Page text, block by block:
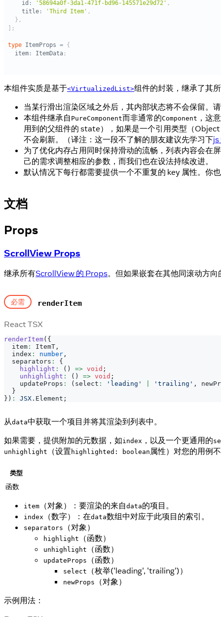
本组件实质是基于<VirtualizedList>组件的封装，继承了其
当某行滑出渲染区域之外后，其内部状态将不会保留。
本组件继承自 PureComponent而非通常的Component ，这
用到的父组件的 state），如果是一个引用类型（
不会刷新。（译注：这一段不了解的朋友建议先学习下js
为了优化内存占用同时保持滑动的流畅，列表内容会在
己的需求调整相应的参数，而我们也在设法持续改进。
默认情况下每行都需要提供一个不重复的 key 属性。你
文档
Props
ScrollView Props
继承所有ScrollView 的 Props。但如果嵌套在其他同滚动方
必需 renderItem
React TSX
renderItem( {
  item
: ItemT ,
  index
: number ,
  separators
:
{
highlight : ( ) => void ;
unhighlight : ( ) => void ;
    updateProps
: ( select : 'leading' 'trailing' ,
}
} ) : JSX . Element ;
从data中获取一个项目并将其渲染到列表中。
如果需要，提供附加的元数据，如index ，以及一个更通用的
unhighlight
（设置 highlighted: boolean 属性）对您的用例
类型
函数
item （对象）：要渲染的来自data的项目。
index （数字）：在data数组中对应于此项目的索引。
separators （对象）
highlight （函数）
unhighlight （函数）
updateProps （函数）
select （枚举('leading', 'trailing')）
newProps
（对象）
示例用法：